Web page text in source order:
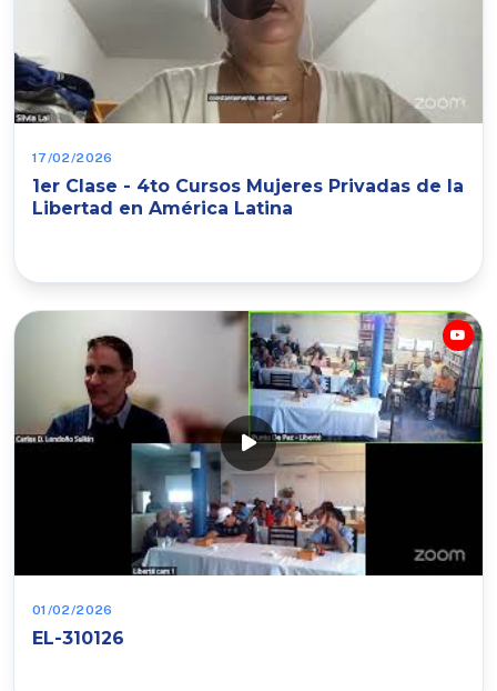
17/02/2026
1er Clase - 4to Cursos Mujeres Privadas de la
Libertad en América Latina
01/02/2026
EL-310126